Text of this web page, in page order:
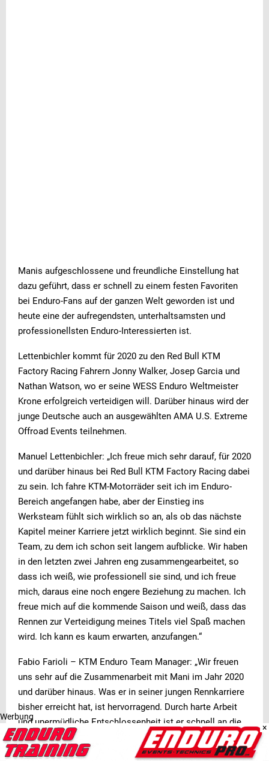
Manis aufgeschlossene und freundliche Einstellung hat
dazu geführt, dass er schnell zu einem festen Favoriten
bei Enduro-Fans auf der ganzen Welt geworden ist und
heute eine der aufregendsten, unterhaltsamsten und
professionellsten Enduro-Interessierten ist.
Lettenbichler kommt für 2020 zu den Red Bull KTM
Factory Racing Fahrern Jonny Walker, Josep Garcia und
Nathan Watson, wo er seine WESS Enduro Weltmeister
Krone erfolgreich verteidigen will. Darüber hinaus wird der
junge Deutsche auch an ausgewählten AMA U.S. Extreme
Offroad Events teilnehmen.
Manuel Lettenbichler: „Ich freue mich sehr darauf, für 2020
und darüber hinaus bei Red Bull KTM Factory Racing dabei
zu sein. Ich fahre KTM-Motorräder seit ich im Enduro-
Bereich angefangen habe, aber der Einstieg ins
Werksteam fühlt sich wirklich so an, als ob das nächste
Kapitel meiner Karriere jetzt wirklich beginnt. Sie sind ein
Team, zu dem ich schon seit langem aufblicke. Wir haben
in den letzten zwei Jahren eng zusammengearbeitet, so
dass ich weiß, wie professionell sie sind, und ich freue
mich, daraus eine noch engere Beziehung zu machen. Ich
freue mich auf die kommende Saison und weiß, dass das
Rennen zur Verteidigung meines Titels viel Spaß machen
wird. Ich kann es kaum erwarten, anzufangen.“
Fabio Farioli – KTM Enduro Team Manager: „Wir freuen
uns sehr auf die Zusammenarbeit mit Mani im Jahr 2020
und darüber hinaus. Was er in seiner jungen Rennkarriere
bisher erreicht hat, ist hervorragend. Durch harte Arbeit
und unermüdliche Entschlossenheit ist er schnell an die
Spitze der Enduros aufgestiegen. Rennsiege und
Podiumsergebnisse in allen Disziplinen des Sports zu
Werbung
×